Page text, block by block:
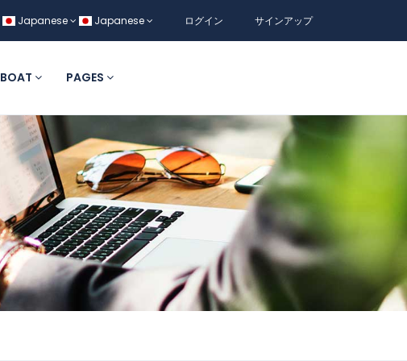
Japanese Japanese ログイン サインアップ
BOAT PAGES